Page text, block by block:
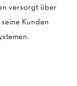
versorgt über
Kunden